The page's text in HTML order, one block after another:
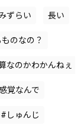
ずらい 長い
のなの？
なのかわかんねぇ
覚なんで
#しゅんじ